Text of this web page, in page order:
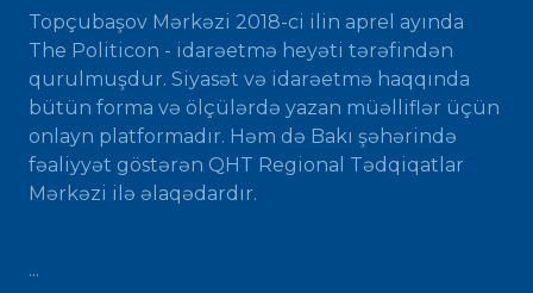
Topçubaşov Mərkəzi 2018-ci ilin aprel ayında
The Politicon - idarəetmə heyəti tərəfindən
qurulmuşdur. Siyasət və idarəetmə haqqında
bütün forma və ölçülərdə yazan müəlliflər üçün
onlayn platformadır. Həm də Bakı şəhərində
fəaliyyət göstərən QHT Regional Tədqiqatlar
Mərkəzi ilə əlaqədardır.
...